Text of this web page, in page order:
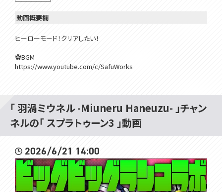
動画概要欄
ヒーローモード！クリアしたい！
✿BGM
https://www.youtube.com/c/SafuWorks
https://tearie.booth.pm/
✿OPEDアニメーション
https://twitter.com/Lunar_Veggie/status/1510990489700700167?
https://twitter.com/Ghostcity19/status/1511403465217490944?s
=20&t=Ywv4diY-FKrpDB2UUFx07Q
･･･････････････････････････････
「 羽渦ミウネル -Miuneru Haneuzu- 」チャン
ネルの「 スプラトゥーン3 」動画
2026/6/21 14:00